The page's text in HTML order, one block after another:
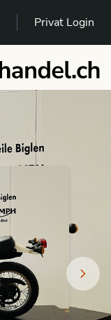
Privat Login